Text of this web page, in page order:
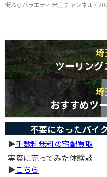
街ぶらバラエティ 米王チャンネル /
埼
ツーリン
埼
おすすめツ
不要になったバイ
▶︎手数料無料の宅配買取
実際に売ってみた体験談
▶︎こちら